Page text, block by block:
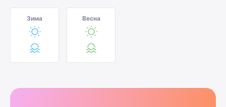
Зима Весна